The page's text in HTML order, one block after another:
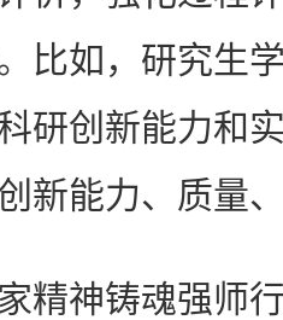
比如，研究生
研创新能力和
新能力、质量
神铸魂强师行